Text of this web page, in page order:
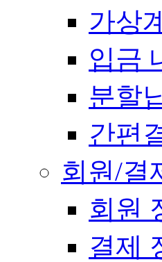
가상
입금
분할
간편
회원/결
회원
결제